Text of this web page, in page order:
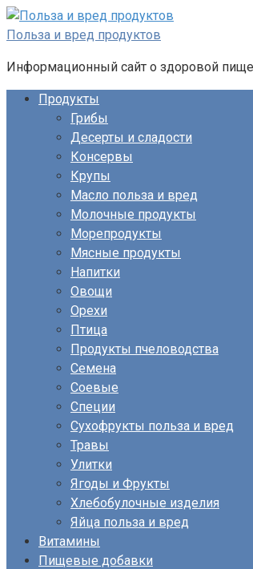
Перейти
к
Польза и вред продуктов
Информационный сайт о здоровой
Продукты
Грибы
Десерты и сладости
Консервы
Крупы
Масло польза и вред
Молочные продукты
Морепродукты
Мясные продукты
Напитки
Овощи
Орехи
Птица
Продукты пчеловодства
Семена
Соевые
Специи
Сухофрукты польза и вред
Травы
Улитки
Ягоды и Фрукты
Хлебобулочные изделия
Яйца польза и вред
Витамины
Пищевые добавки